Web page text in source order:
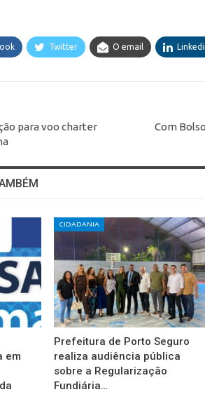
Twitter O email
para voo charter
Com
em
CIDADANIA
Prefeitura de Porto Seguro
realiza audiência pública
sobre a Regularização
Fundiária…